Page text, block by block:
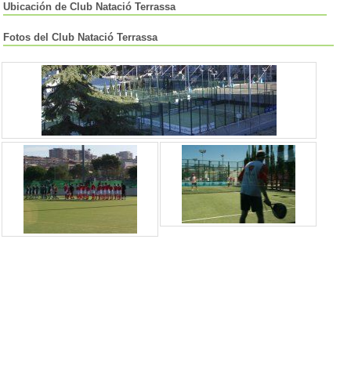
Ubicación de Club Natació Terrassa
Fotos del Club Natació Terrassa